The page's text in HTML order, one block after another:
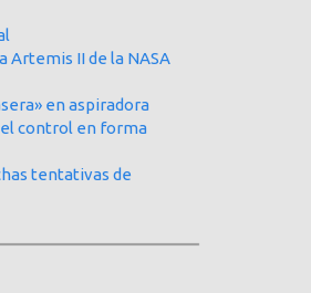
Artemis II de la NASA
en aspiradora
control en forma
tentativas de